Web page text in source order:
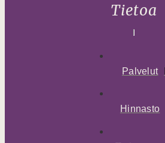
Tietoa
Palvelut
Hinnasto